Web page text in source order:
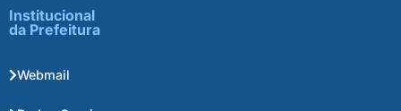
Institucional
da Prefeitura
Webmail